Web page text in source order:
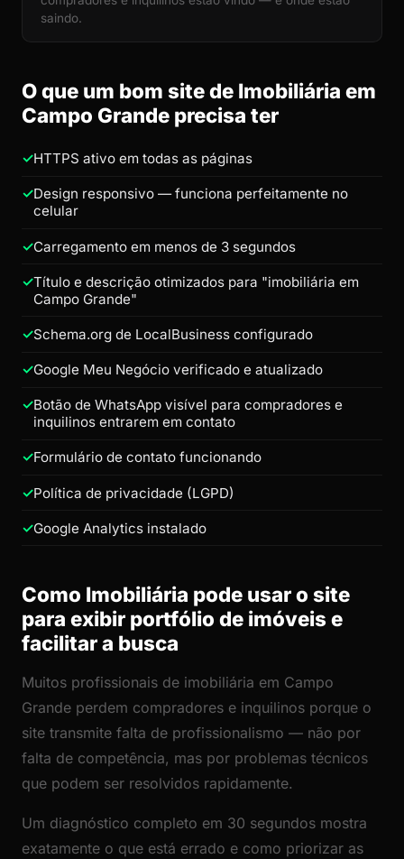
saindo.
O que um bom site de Imobiliária em
Campo Grande precisa ter
HTTPS ativo em todas as páginas
Design responsivo — funciona perfeitamente no
celular
Carregamento em menos de 3 segundos
Título e descrição otimizados para "imobiliária em
Campo Grande"
Schema.org de LocalBusiness configurado
Google Meu Negócio verificado e atualizado
Botão de WhatsApp visível para compradores e
inquilinos entrarem em contato
Formulário de contato funcionando
Política de privacidade (LGPD)
Google Analytics instalado
Como Imobiliária pode usar o site
para exibir portfólio de imóveis e
facilitar a busca
Muitos profissionais de imobiliária em Campo
Grande perdem compradores e inquilinos porque o
site transmite falta de profissionalismo — não por
falta de competência, mas por problemas técnicos
que podem ser resolvidos rapidamente.
Um diagnóstico completo em 30 segundos mostra
exatamente o que está errado e como priorizar as